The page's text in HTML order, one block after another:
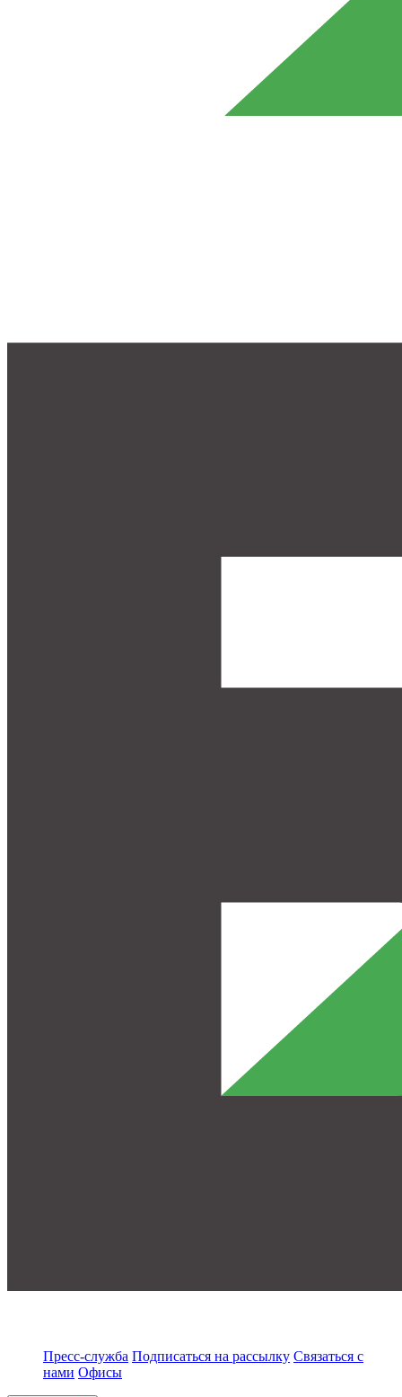
Пресс-служба Подписаться на рассылку Связаться с
нами Офисы